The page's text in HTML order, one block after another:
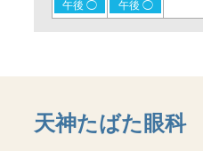
午後 ◯
午後 ◯
天神たばた眼科